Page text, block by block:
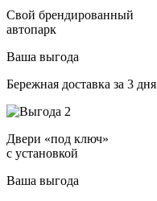
Свой брендированный
автопарк
Ваша выгода
Бережная доставка за 3 дня
Двери «под ключ»
с установкой
Ваша выгода